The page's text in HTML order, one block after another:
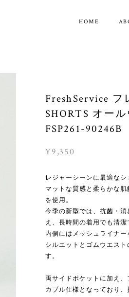
HOME
FreshService
SHORTS オー
FSP261-90246B
¥9,350
レジャーシーンに最適なシ
マットな質感と柔らかな
を使用。
今季の新型では、抗菌・
え、長時間の着用でも清潔
内側にはメッシュライナ
シルエットとゴムウエス
す。
両サイドポケットに加え
カブル仕様となっており、